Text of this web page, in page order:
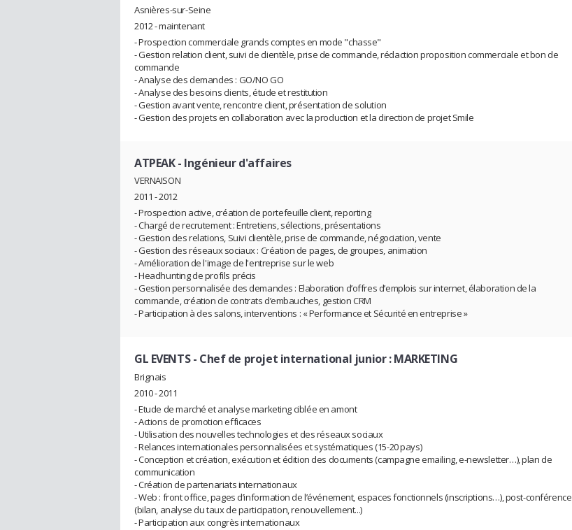
Asnières-sur-Seine
2012 - maintenant
- Prospection commerciale grands comptes en mode "chasse"
- Gestion relation client, suivi de clientèle, prise de commande, rédaction proposition commerciale et bon de
commande
- Analyse des demandes : GO/NO GO
- Analyse des besoins clients, étude et restitution
- Gestion avant vente, rencontre client, présentation de solution
- Gestion des projets en collaboration avec la production et la direction de projet Smile
ATPEAK- Ingénieur d'affaires
VERNAISON
2011 - 2012
- Prospection active, création de portefeuille client, reporting
- Chargé de recrutement : Entretiens, sélections, présentations
- Gestion des relations, Suivi clientèle, prise de commande, négociation, vente
- Gestion des réseaux sociaux : Création de pages, de groupes, animation
- Amélioration de l'image de l'entreprise sur le web
- Headhunting de profils précis
- Gestion personnalisée des demandes : Elaboration d’offres d’emplois sur internet, élaboration de la
commande, création de contrats d’embauches, gestion CRM
- Participation à des salons, interventions : « Performance et Sécurité en entreprise »
GL EVENTS- Chef de projet international junior : MARKETING
Brignais
2010 - 2011
- Etude de marché et analyse marketing ciblée en amont
- Actions de promotion efficaces
- Utilisation des nouvelles technologies et des réseaux sociaux
- Relances internationales personnalisées et systématiques (15-20 pays)
- Conception et création, exécution et édition des documents (campagne emailing, e-newsletter…), plan de
communication
- Création de partenariats internationaux
- Web : front office, pages d’information de l’événement, espaces fonctionnels (inscriptions…), post-conférence
(bilan, analyse du taux de participation, renouvellement...)
- Participation aux congrès internationaux